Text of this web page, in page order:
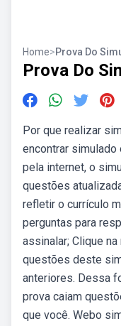
Home>Prova Do
Prova Do
Por que realizar
encontrar
pela internet, o
questões
refletir o currículo
perguntas para
assinalar; Clique
questões deste
anteriores. Dessa
prova caiam
que você. Webo